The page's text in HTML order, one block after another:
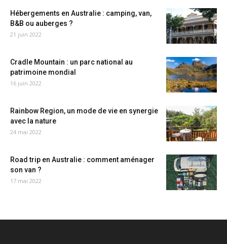
Hébergements en Australie : camping, van,
B&B ou auberges ?
21 juin 2022
Cradle Mountain : un parc national au
patrimoine mondial
16 juin 2022
Rainbow Region, un mode de vie en synergie
avec la nature
24 mai 2022
Road trip en Australie : comment aménager
son van ?
17 mai 2022